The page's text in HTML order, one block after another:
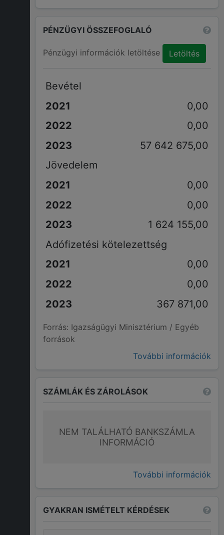
PÉNZÜGYI ÖSSZEFOGLALÓ
Pénzügyi információk letöltése Letöltés
Bevétel
0,00
0,00
57 642 675,00
Jövedelem
0,00
0,00
1 624 155,00
Adófizetési kötelezettség
0,00
0,00
367 871,00
Forrás: Igazságügyi Minisztérium / Egyéb
források
További információk
SZÁMLÁK ÉS ZÁROLÁSOK
NEM TALÁLHATÓ BANKSZÁMLA
INFORMÁCIÓ
További információk
GYAKRAN ISMÉTELT KÉRDÉSEK